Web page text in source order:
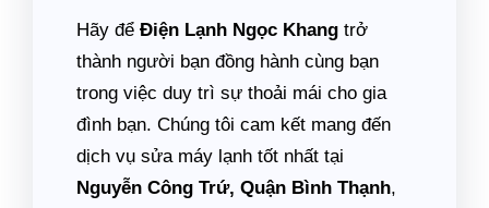
Hãy để Điện Lạnh Ngọc Khang trở
thành người bạn đồng hành cùng bạn
trong việc duy trì sự thoải mái cho gia
đình bạn. Chúng tôi cam kết mang đến
dịch vụ sửa máy lạnh tốt nhất tại
Nguyễn Công Trứ, Quận Bình Thạnh,